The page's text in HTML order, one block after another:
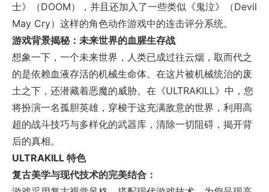
士》（DOOM），并且还加入了一些类似《鬼泣》（Devil
May Cry）这样的角色动作游戏中的连击评分系统。
游戏背景揭秘：未来世界的血腥生存战
想象一下，一个未来世界，人类已成过往云烟，取而代之
的是依赖血液存活的机械生命体。在这片被机械统治的废
土之下，还潜藏着恶魔的威胁。在《ULTRAKILL》中，您
将扮演一名孤胆英雄，穿梭于这充满敌意的世界，利用高
超的战斗技巧与多样化的武器库，清除一切阻碍，揭开背
后的真相。
ULTRAKILL 特色
复古美学与现代技术的完美结合：